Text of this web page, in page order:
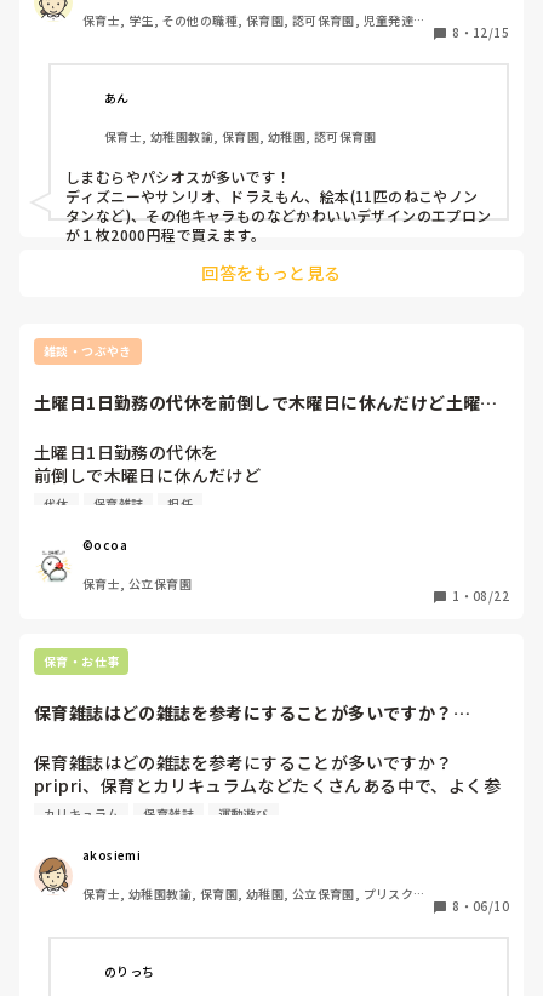
保育士, 学生, その他の職種, 保育園, 認可保育園, 児童発達支
8 ・ 12/15
あん
保育士, 幼稚園教諭, 保育園, 幼稚園, 認可保育園
しまむらやパシオスが多いです！
ディズニーやサンリオ、ドラえもん、絵本(11匹のねこやノン
タンなど)、その他キャラものなどかわいいデザインのエプロン
が１枚2000円程で買えます。
回答をもっと見る
雑談・つぶやき
土曜日1日勤務の代休を前倒しで木曜日に休んだけど土曜日
土曜日1日勤務の代休を
前倒しで木曜日に休んだけど
土曜日勤務したら
休んだーーー‼︎って感じる。
日曜日ぐったりして
月曜日が始まるって…
代休 保育雑誌 担任
©️ocoa
保育士, 公立保育園
1 ・ 08/22
保育・お仕事
保育雑誌はどの雑誌を参考にすることが多いですか？
保育雑誌はどの雑誌を参考にすることが多いですか？
pripri、保育とカリキュラムなどたくさんある中で、よく参
考にするものはどれですか？私は折り紙や体操はpripri、製
いかなぁ。幼稚園、保育所など勤め先によっても傾向がある
のではないかと、予想しています（笑）
カリキュラム 保育雑誌 運動遊び
akosiemi
保育士, 幼稚園教諭, 保育園, 幼稚園, 公立保育園, プリスクー
8 ・ 06/10
のりっち